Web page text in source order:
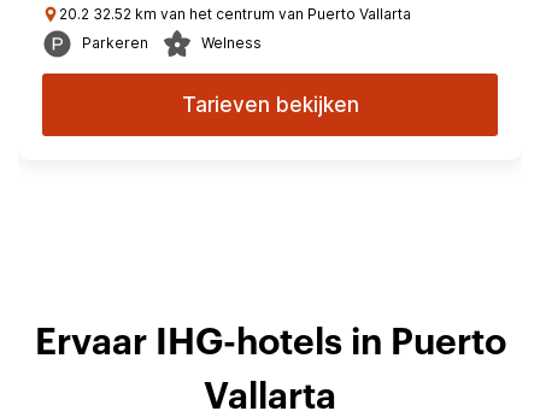
20.2 32.52 km van het centrum van Puerto Vallarta
Parkeren
Welness
Tarieven bekijken
Ervaar IHG-hotels in Puerto
Vallarta